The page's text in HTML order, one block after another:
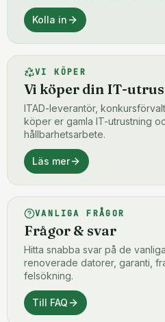
Kolla in
VI KÖPER
Vi köper din IT-
ITAD-leverantör,
köper er gamla IT-utrustning
hållbarhetsarbete.
Läs mer
VANLIGA FRÅGOR
Frågor & svar
Hitta snabba svar på de
renoverade datorer, garanti,
felsökning.
Till FAQ